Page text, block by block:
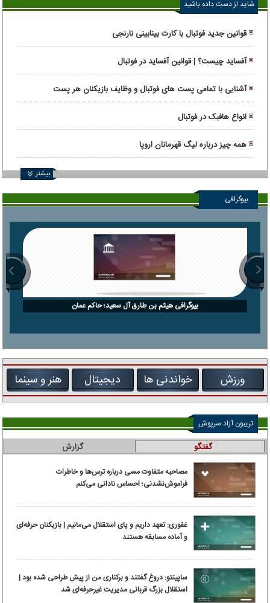
شاید از دست داده باشید
قوانین جدید فوتبال با کارت بینابینی نارنجی
آفساید چیست؟ | قوانین آفساید در فوتبال
آشنایی با تمامی پست های فوتبال و وظایف بازیکنان هر پست
انواع هافبک در فوتبال
همه چیز درباره لیگ قهرمانان اروپا
بیشتر
بیوگرافی
بیوگرافی هیثم بن طارق آل سعید؛ حاکم عمان
ورزش خواندنی ها دیجیتال هنر و سینما
تریبون آزاد سرپوش
گفتگو گزارش
مصاحبه متفاوت مسی درباره ترس‌ها و خاطرات
فراموش‌نشدنی؛ احساس نادانی می‌کنم
غفوری: تعهد داریم و پای استقلال می‌مانیم | بازیکنان حرفه‌ای
و آماده مسابقه هستند
ساپینتو: دروغ گفتند و برکناری من از پیش طراحی شده بود |
استقلال بزرگ قربانی مدیریت غیرحرفه‌ای شد